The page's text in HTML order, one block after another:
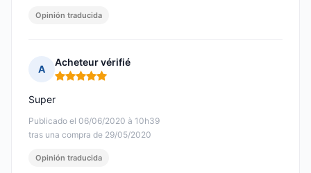
Opinión traducida
A
Acheteur vérifié
Nota: 5 de 5
Publicado el 06/06/2020 à 10h39
tras una compra de 29/05/2020
Super
Opinión traducida